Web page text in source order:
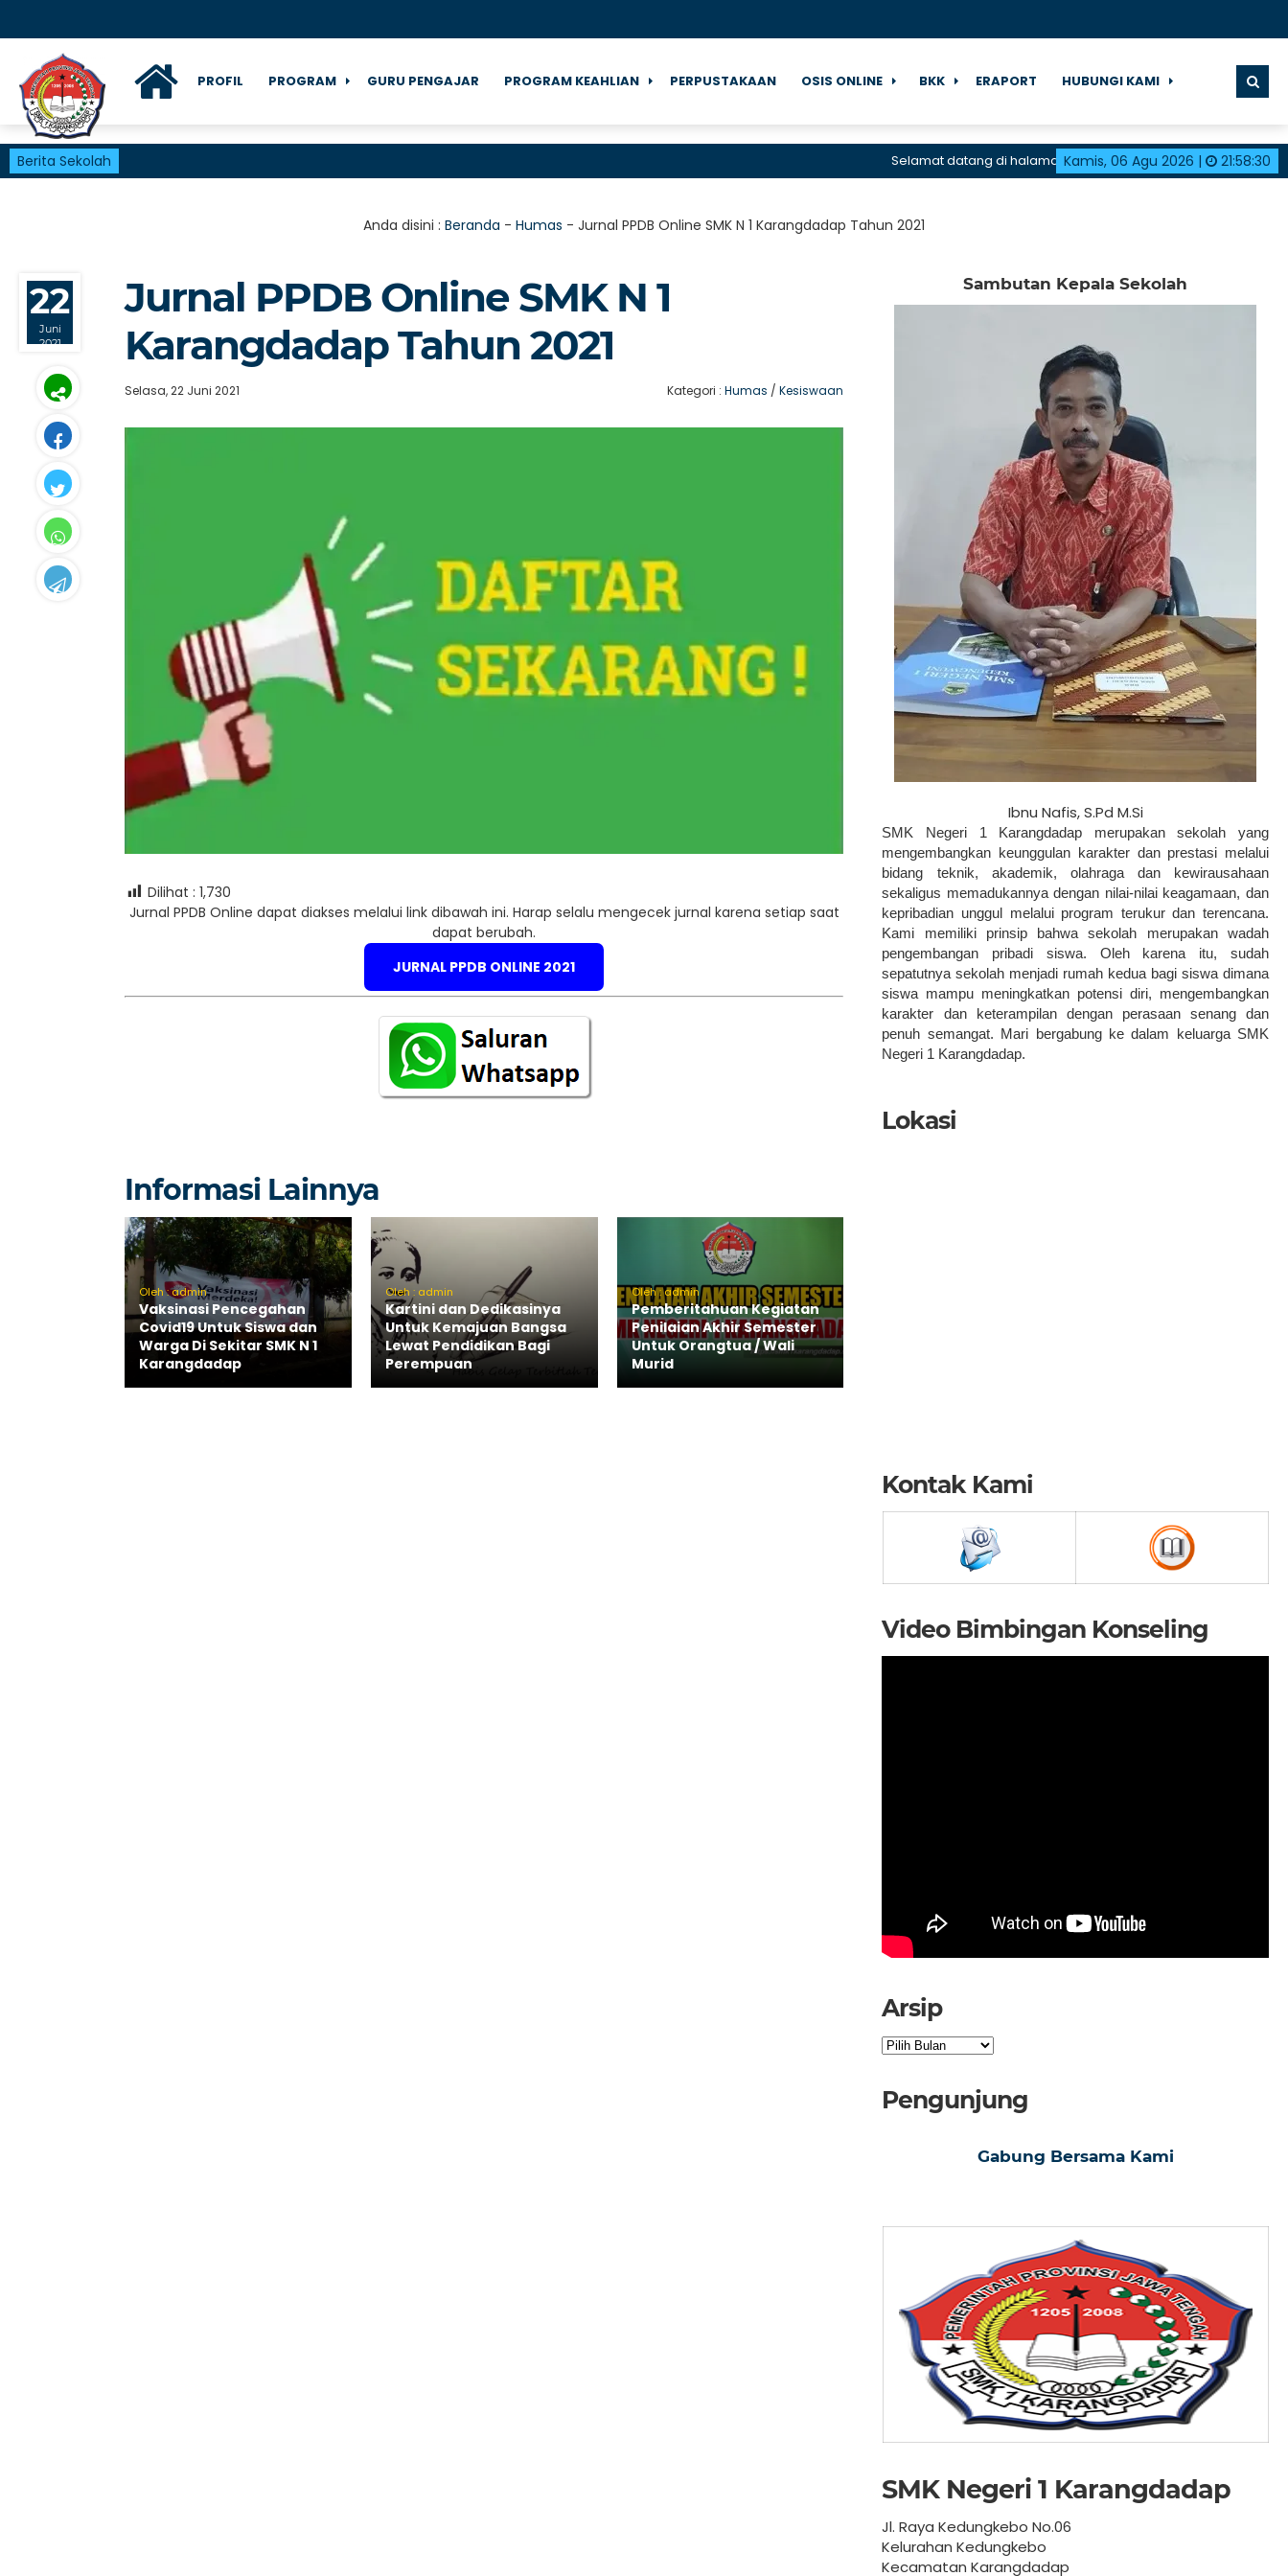
PROFIL PROGRAM GURU PENGAJAR PROGRAM KEAHLIAN PERPUSTAKAAN OSIS ONLINE BKK ERAPORT HUBUNGI KAMI
Berita Sekolah Kamis, 06 Agu 2026 | 21:58:31
Selamat datang di halaman resmi SMK Negeri 1 Karangdadap
Anda disini : Beranda - Humas - Jurnal PPDB Online SMK N 1 Karangdadap Tahun 2021
22
Juni
2021
Jurnal PPDB Online SMK N 1
Karangdadap Tahun 2021
Selasa, 22 Juni 2021 Kategori :Humas /Kesiswaan
Dilihat : 1,730
Jurnal PPDB Online dapat diakses melalui link dibawah ini. Harap selalu mengecek jurnal karena setiap saat
dapat berubah.
JURNAL PPDB ONLINE 2021
Informasi Lainnya
Oleh : admin
Vaksinasi Pencegahan
Covid19 Untuk Siswa dan
Warga Di Sekitar SMK N 1
Karangdadap
Oleh : admin
Kartini dan Dedikasinya
Untuk Kemajuan Bangsa
Lewat Pendidikan Bagi
Perempuan
Oleh : admin
Pemberitahuan Kegiatan
Penilaian Akhir Semester
Untuk Orangtua / Wali
Murid
Sambutan Kepala Sekolah
Ibnu Nafis, S.Pd M.Si
SMK Negeri 1 Karangdadap merupakan sekolah yang
mengembangkan keunggulan karakter dan prestasi melalui
bidang teknik, akademik, olahraga dan kewirausahaan
sekaligus memadukannya dengan nilai-nilai keagamaan, dan
kepribadian unggul melalui program terukur dan terencana.
Kami memiliki prinsip bahwa sekolah merupakan wadah
pengembangan pribadi siswa. Oleh karena itu, sudah
sepatutnya sekolah menjadi rumah kedua bagi siswa dimana
siswa mampu meningkatkan potensi diri, mengembangkan
karakter dan keterampilan dengan perasaan senang dan
penuh semangat. Mari bergabung ke dalam keluarga SMK
Negeri 1 Karangdadap.
Lokasi
Kontak Kami
Video Bimbingan Konseling
Arsip
Arsip
Pengunjung
Gabung Bersama Kami
SMK Negeri 1 Karangdadap
Jl. Raya Kedungkebo No.06
Kelurahan Kedungkebo
Kecamatan Karangdadap